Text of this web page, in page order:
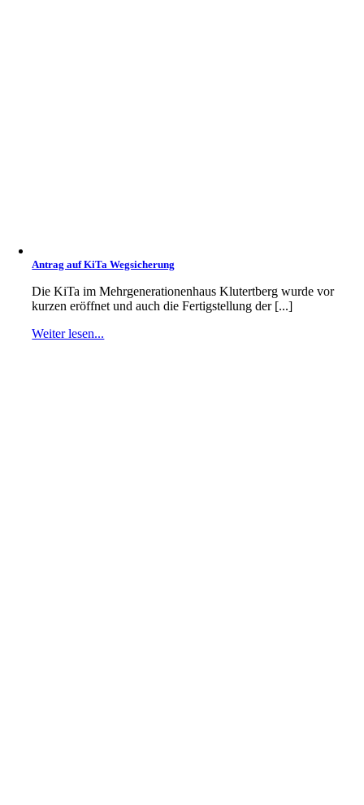
Antrag auf KiTa Wegsicherung
Die KiTa im Mehrgenerationenhaus Klutertberg wurde vor
kurzen eröffnet und auch die Fertigstellung der [...]
Weiter lesen...